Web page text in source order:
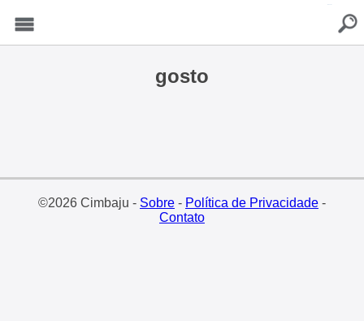
gosto
©2026 Cimbaju - Sobre- Política de Privacidade-
Contato